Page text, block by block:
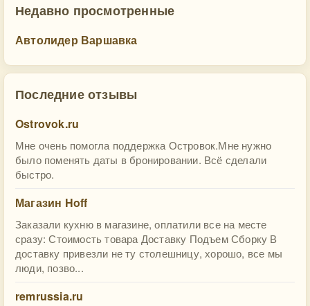
Недавно просмотренные
Автолидер Варшавка
Последние отзывы
Ostrovok.ru
Мне очень помогла поддержка Островок.Мне нужно
было поменять даты в бронировании. Всё сделали
быстро.
Магазин Hoff
Заказали кухню в магазине, оплатили все на месте
сразу: Стоимость товара Доставку Подъем Сборку В
доставку привезли не ту столешницу, хорошо, все мы
люди, позво...
remrussia.ru